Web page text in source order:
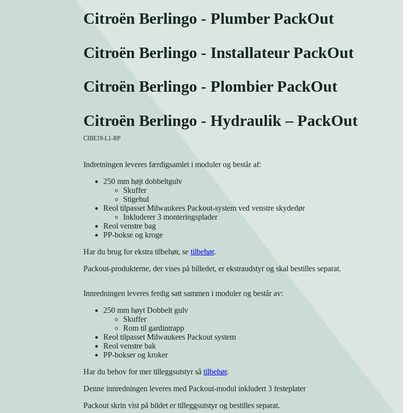
Citroën Berlingo - Plumber PackOut
Citroën Berlingo - Installateur PackOut
Citroën Berlingo - Plombier PackOut
Citroën Berlingo - Hydraulik – PackOut
CIBE19-L1-RP
Indretningen leveres færdigsamlet i moduler og består af:
250 mm højt dobbeltgulv
Skuffer
Stigehul
Reol tilpasset Milwaukees Packout-system ved venstre skydedør
Inkluderer 3 monteringsplader
Reol venstre bag
PP-bokse og kroge
Har du brug for ekstra tilbehør, se tilbehør.
Packout-produkterne, der vises på billedet, er ekstraudstyr og skal bestilles separat.
Innredningen leveres ferdig satt sammen i moduler og består av:
250 mm høyt Dobbelt gulv
Skuffer
Rom til gardintrapp
Reol tilpasset Milwaukees Packout system
Reol venstre bak
PP-bokser og kroker
Har du behov for mer tilleggsutstyr så tilbehør.
Denne innredningen leveres med Packout-modul inkludert 3 festeplater
Packout skrin vist på bildet er tilleggsutstyr og bestilles separat.